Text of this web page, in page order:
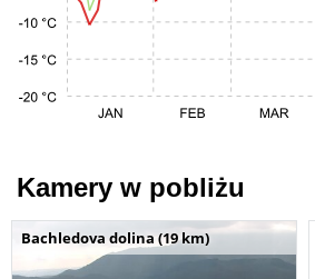
Kamery w pobliżu
Bachledova dolina (19 km)